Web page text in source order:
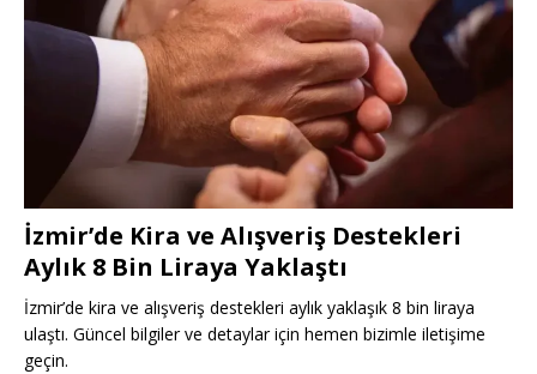
İzmir’de Kira ve Alışveriş Destekleri
Aylık 8 Bin Liraya Yaklaştı
İzmir’de kira ve alışveriş destekleri aylık yaklaşık 8 bin liraya
ulaştı. Güncel bilgiler ve detaylar için hemen bizimle iletişime
geçin.